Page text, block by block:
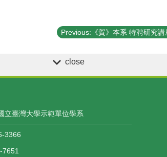
close
立臺灣大學示範單位學系
3366
7651